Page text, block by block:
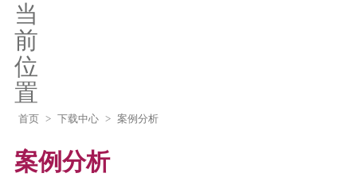
当
前
位
置
首页 > 下载中心 > 案例分析
案例分析